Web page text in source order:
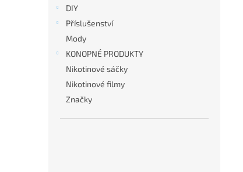
DIY
Příslušenství
Mody
KONOPNÉ PRODUKTY
Nikotinové sáčky
Nikotinové filmy
Značky